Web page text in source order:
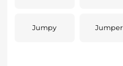
Jumpy Jumper